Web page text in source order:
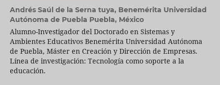
Andrés Saúl de la Serna tuya, Benemérita Universidad
Autónoma de Puebla Puebla, México
Alumno-Investigador del Doctorado en Sistemas y
Ambientes Educativos Benemérita Universidad Autónoma
de Puebla, Máster en Creación y Dirección de Empresas.
Línea de investigación: Tecnología como soporte a la
educación.